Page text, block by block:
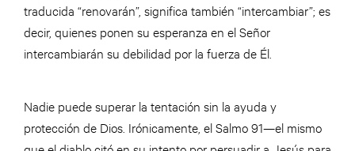
traducida “renovarán”, significa también “intercambiar”; es
decir, quienes ponen su esperanza en el Señor
intercambiarán su debilidad por la fuerza de Él.
Nadie puede superar la tentación sin la ayuda y
protección de Dios. Irónicamente, el Salmo 91—el mismo